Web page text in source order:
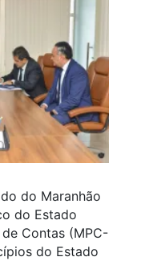
do Maranhão
do Estado
Contas (MPC-
do Estado